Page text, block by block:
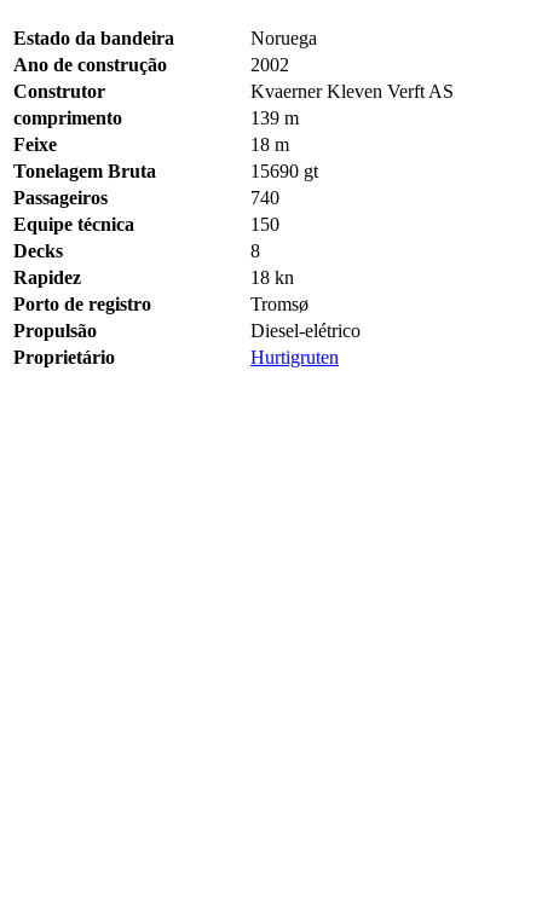
Estado da bandeira
Noruega
Ano de construção
2002
Construtor
Kvaerner Kleven Verft AS
comprimento
139 m
Feixe
18 m
Tonelagem Bruta
15690 gt
Passageiros
740
Equipe técnica
150
Decks
8
Rapidez
18 kn
Porto de registro
Tromsø
Propulsão
Diesel-elétrico
Proprietário
Hurtigruten